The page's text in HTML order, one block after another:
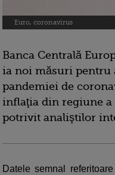
Euro, coronavirus
Banca Centrală
ia noi măsuri pentru
pandemiei de
inflaţia din regiune
potrivit analiştilor
Datele semnal